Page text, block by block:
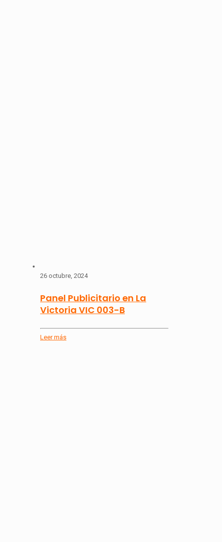
26 octubre, 2024
Panel Publicitario en La
Victoria VIC 003-B
Leer más